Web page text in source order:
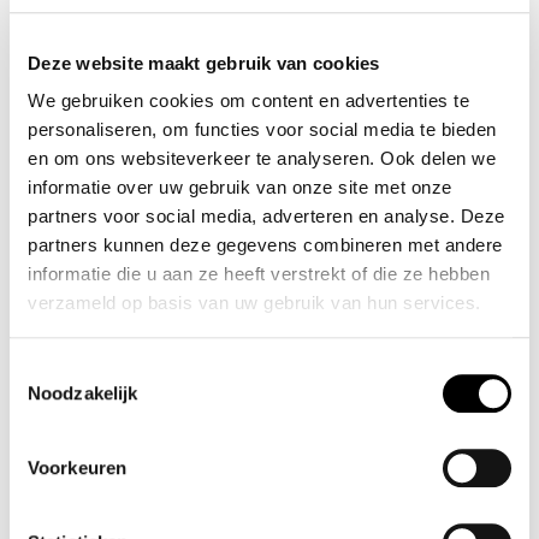
Deze website maakt gebruik van cookies
We gebruiken cookies om content en advertenties te
personaliseren, om functies voor social media te bieden
en om ons websiteverkeer te analyseren. Ook delen we
informatie over uw gebruik van onze site met onze
partners voor social media, adverteren en analyse. Deze
partners kunnen deze gegevens combineren met andere
informatie die u aan ze heeft verstrekt of die ze hebben
verzameld op basis van uw gebruik van hun services.
Noodzakelijk
Voorkeuren
Kleur
Materiaal
- Klanten beoordelen Kae met een 5/5
LEUK MET:
SALE